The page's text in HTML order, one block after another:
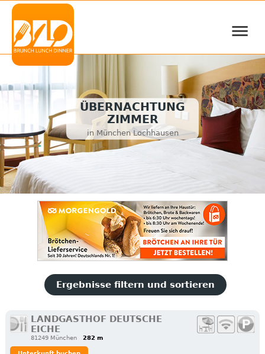
≡
ÜBERNACHTUNG
ZIMMER
in München Lochhausen
Ergebnisse filtern und sortieren
LANDGASTHOF DEUTSCHE
EICHE
81249 München 282 m